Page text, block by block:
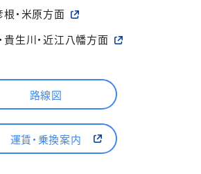
根・米原方面
貴生川・近江八幡方面
路線図
運賃・乗換案内